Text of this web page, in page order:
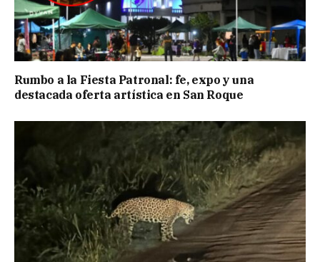
Rumbo a la Fiesta Patronal: fe, expo y una
destacada oferta artística en San Roque